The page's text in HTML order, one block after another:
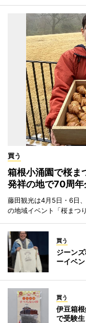
買う
箱根小涌園で桜
発祥の地で70周年
藤田観光は4月5日・6日
の地域イベント「桜まつ
買う
ジーン
ーイベン
買う
伊豆箱
で受験